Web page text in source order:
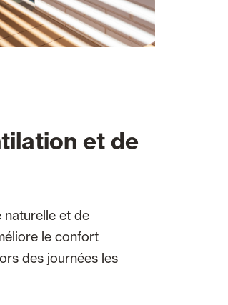
et de
et de
le confort
des journées les